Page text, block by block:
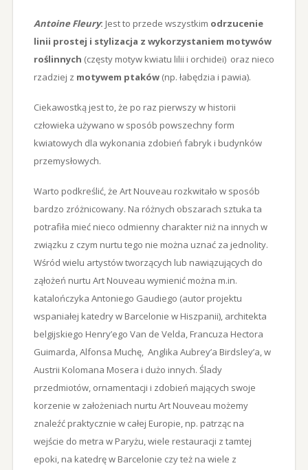
Antoine Fleury: Jest to przede wszystkim odrzucenie
linii prostej i stylizacja z wykorzystaniem motywów
roślinnych (częsty motyw kwiatu lilii i orchidei) oraz nieco
rzadziej z motywem ptaków(np. łabędzia i pawia).
Ciekawostką jest to, że po raz pierwszy w historii
człowieka używano w sposób powszechny form
kwiatowych dla wykonania zdobień fabryk i budynków
przemysłowych.
Warto podkreślić, że Art Nouveau rozkwitało w sposób
bardzo zróżnicowany. Na różnych obszarach sztuka ta
potrafiła mieć nieco odmienny charakter niż na innych w
związku z czym nurtu tego nie można uznać za jednolity.
Wśród wielu artystów tworzących lub nawiązujących do
ząłożeń nurtu Art Nouveau wymienić można m.in.
katalończyka Antoniego Gaudiego (autor projektu
wspaniałej katedry w Barcelonie w Hiszpanii), architekta
belgijskiego Henry’ego Van de Velda, Francuza Hectora
Guimarda, Alfonsa Muchę, Anglika Aubrey’a Birdsley’a, w
Austrii Kolomana Mosera i dużo innych. Ślady
przedmiotów, ornamentacji i zdobień mających swoje
korzenie w założeniach nurtu Art Nouveau możemy
znaleźć praktycznie w całej Europie, np. patrząc na
wejście do metra w Paryżu, wiele restauracji z tamtej
epoki, na katedrę w Barcelonie czy też na wiele z